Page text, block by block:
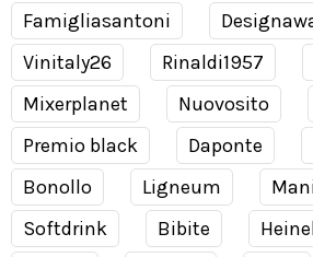
Famigliasantoni
Vinitaly26
Rinaldi1957
Mixerplanet
Nuovosito
Premio black
Daponte
Bonollo
Ligneum
Softdrink
Bibite